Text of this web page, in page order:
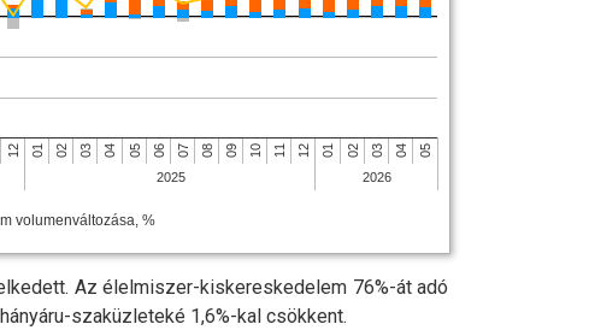
volumenváltozása, %
12 01
2025
02 03 04 05 06 07 08 09 10 11 12 01
2026
02 03 04 05
Az élelmiszer-kiskereskedelem 76%-át adó
szaküzleteké 1,6%-kal csökkent.